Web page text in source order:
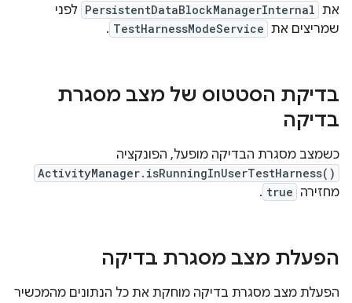
את PersistentDataBlockManagerInternal לפני
שמריצים את TestHarnessModeService
.
בדיקת הסטטוס של מצב מסגרת
בדיקה
כשמצב מסגרת הבדיקה מופעל, הפונקציה
ActivityManager.isRunningInUserTestHarness()
מחזירה true
.
הפעלת מצב מסגרת בדיקה
הפעלת מצב מסגרת בדיקה מוחקת את כל הנתונים מהמכשיר